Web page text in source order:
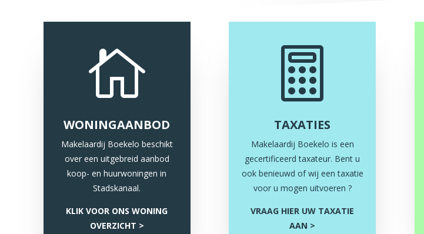

WONINGAANBOD
Makelaardij Boekelo beschikt
over een uitgebreid aanbod
koop- en huurwoningen in
Stadskanaal.
KLIK VOOR ONS WONING
OVERZICHT >

TAXATIES
Makelaardij Boekelo is een
gecertificeerd taxateur. Bent u
ook benieuwd of wij een taxatie
voor u mogen uitvoeren ?
VRAAG HIER UW TAXATIE
AAN >